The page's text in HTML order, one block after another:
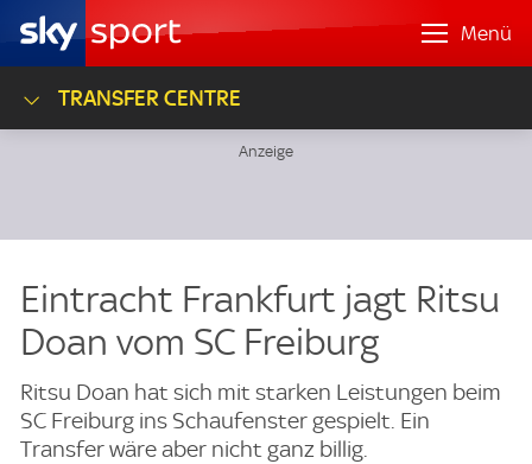
Menü
TRANSFER CENTRE
Eintracht Frankfurt jagt Ritsu
Doan vom SC Freiburg
Ritsu Doan hat sich mit starken Leistungen beim
SC Freiburg ins Schaufenster gespielt. Ein
Transfer wäre aber nicht ganz billig.